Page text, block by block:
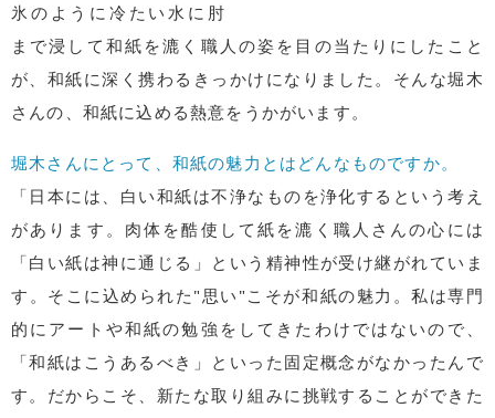
氷のように冷たい水に肘
まで浸して和紙を漉く職人の姿を目の当たりにしたこと
が、和紙に深く携わるきっかけになりました。そんな堀木
さんの、和紙に込める熱意をうかがいます。
堀木さんにとって、和紙の魅力とはどんなものですか。
「日本には、白い和紙は不浄なものを浄化するという考え
があります。肉体を酷使して紙を漉く職人さんの心には
「白い紙は神に通じる」という精神性が受け継がれていま
す。そこに込められた"思い"こそが和紙の魅力。私は専門
的にアートや和紙の勉強をしてきたわけではないので、
「和紙はこうあるべき」といった固定概念がなかったんで
す。だからこそ、新たな取り組みに挑戦することができた